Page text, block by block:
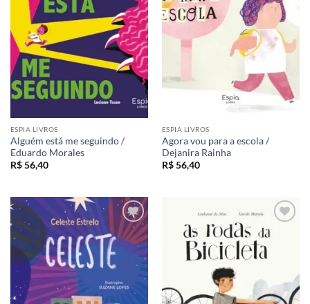
desejos
ESPIA LIVROS
Alguém está me seguindo /
Eduardo Morales
R$56,40
desejos
ESPIA LIVROS
Agora vou para a escola /
Dejanira Rainha
R$56,40
Adicionar
aos meus
desejos
Adicionar
desejos